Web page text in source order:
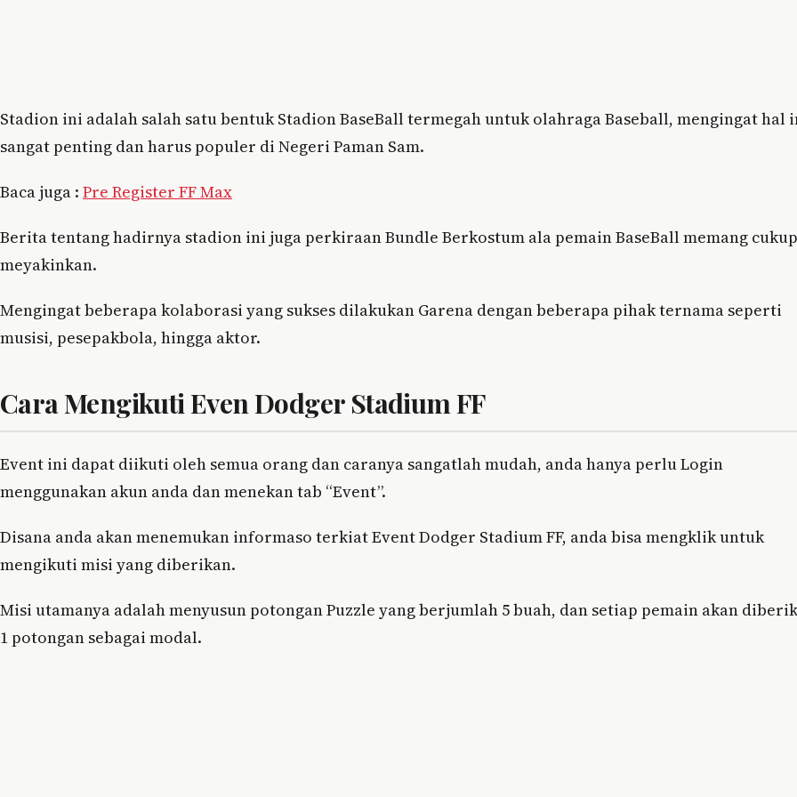
Stadion ini adalah salah satu bentuk Stadion BaseBall termegah untuk olahraga Baseball, mengingat hal
sangat penting dan harus populer di Negeri Paman Sam.
Baca juga : Pre Register FF Max
Berita tentang hadirnya stadion ini juga perkiraan Bundle Berkostum ala pemain BaseBall memang cukup
meyakinkan.
Mengingat beberapa kolaborasi yang sukses dilakukan Garena dengan beberapa pihak ternama seperti
musisi, pesepakbola, hingga aktor.
Cara Mengikuti Even Dodger Stadium FF
Event ini dapat diikuti oleh semua orang dan caranya sangatlah mudah, anda hanya perlu Login
menggunakan akun anda dan menekan tab “Event”.
Disana anda akan menemukan informaso terkiat Event Dodger Stadium FF, anda bisa mengklik untuk
mengikuti misi yang diberikan.
Misi utamanya adalah menyusun potongan Puzzle yang berjumlah 5 buah, dan setiap pemain akan
1 potongan sebagai modal.